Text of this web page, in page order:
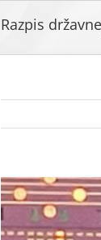
Razpis
View
Larger
Image